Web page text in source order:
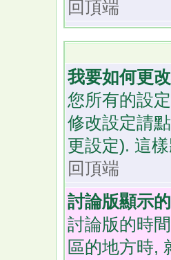
回頂端
我要如何更
您所有的設
修改設定請
更設定). 這
回頂端
討論版顯示
討論版的時
區的地方時,